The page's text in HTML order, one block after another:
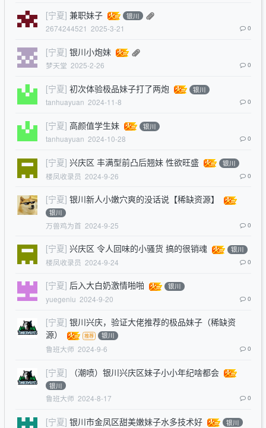
[宁夏] 兼职妹子 银川
2674244521 2025-3-21 0
[宁夏] 银川小炮妹
梦天堂 2025-2-26 0
[宁夏] 初次体验极品妹子打了两炮 银川
tanhuayuan 2024-11-8 0
[宁夏] 高颜值学生妹 银川
tanhuayuan 2024-10-28 0
[宁夏] 兴庆区 丰满型前凸后翘妹 性欲旺盛 银川
楼凤收录员 2024-9-26 0
[宁夏] 银川新人小嫩穴爽的没话说【稀缺资源】
银川
万兽鸡为首 2024-9-25 0
[宁夏] 兴庆区 令人回味的小骚货 搞的很销魂 银川
楼凤收录员 2024-9-24 0
[宁夏] 后入大白奶激情啪啪 银川
yuegeniu 2024-9-20 0
[宁夏] 银川兴庆，验证大佬推荐的极品妹子（稀缺资
源）
银川
鲁班大师 2024-9-6 0
[宁夏] （潮喷）银川兴庆区妹子小小年纪啥都会
银川
鲁班大师 2024-8-17 0
[宁夏] 银川市金凤区甜美嫩妹子水多技术好 银川